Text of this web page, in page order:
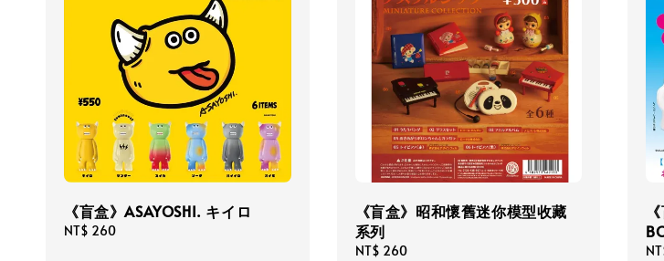
《盲盒》ASAYOSHI. キイロ
Regular
NT$ 260
《盲盒》昭和懷舊迷你模型收藏
系列
Regular
NT$ 260